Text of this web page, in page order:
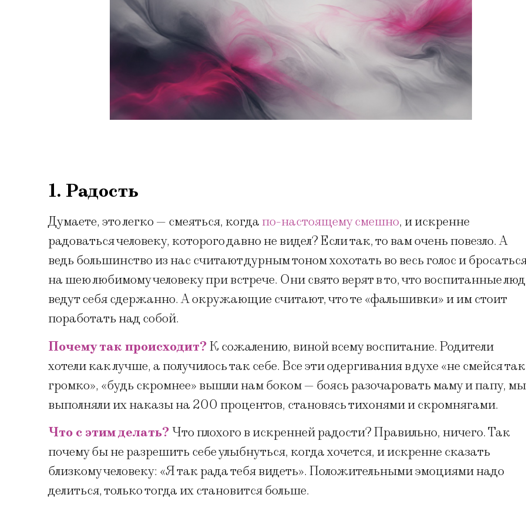
1. Радость
Думаете, это легко — смеяться, когда по-настоящему смешно, и искренне
радоваться человеку, которого давно не видел? Если так, то вам очень повезло. А
ведь большинство из нас считают дурным тоном хохотать во весь голос и
на шею любимому человеку при встрече. Они свято верят в то, что воспитанные
ведут себя сдержанно. А окружающие считают, что те «фальшивки» и им стоит
поработать над собой.
Почему так происходит?К сожалению, виной всему воспитание. Родители
хотели как лучше, а получилось так себе. Все эти одергивания в духе «не смейся так
громко», «будь скромнее» вышли нам боком — боясь разочаровать маму и папу, мы
выполняли их наказы на 200 процентов, становясь тихонями и скромнягами.
Что с этим делать?Что плохого в искренней радости? Правильно, ничего. Так
почему бы не разрешить себе улыбнуться, когда хочется, и искренне сказать
близкому человеку: «Я так рада тебя видеть». Положительными эмоциями надо
делиться, только тогда их становится больше.